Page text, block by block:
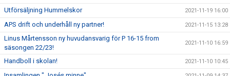
Utförsäljning Hummelskor 2021-11-19 16:00
APS drift och underhåll ny partner! 2021-11-15 13:28
Linus Mårtensson ny huvudansvarig för P 16-15 from
säsongen 22/23!
2021-11-10 16:59
Handboll i skolan! 2021-11-10 10:45